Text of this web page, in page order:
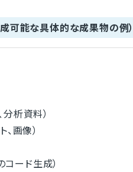
可能な具体的な成果物の例）
析資料）
画像）
コード生成）